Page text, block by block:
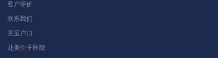
客户评价
联系我们
美宝户口
赴美生子医院